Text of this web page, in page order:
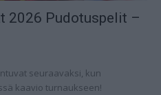
2026 Pudotuspelit –
seuraavaksi, kun
kaavio turnaukseen!